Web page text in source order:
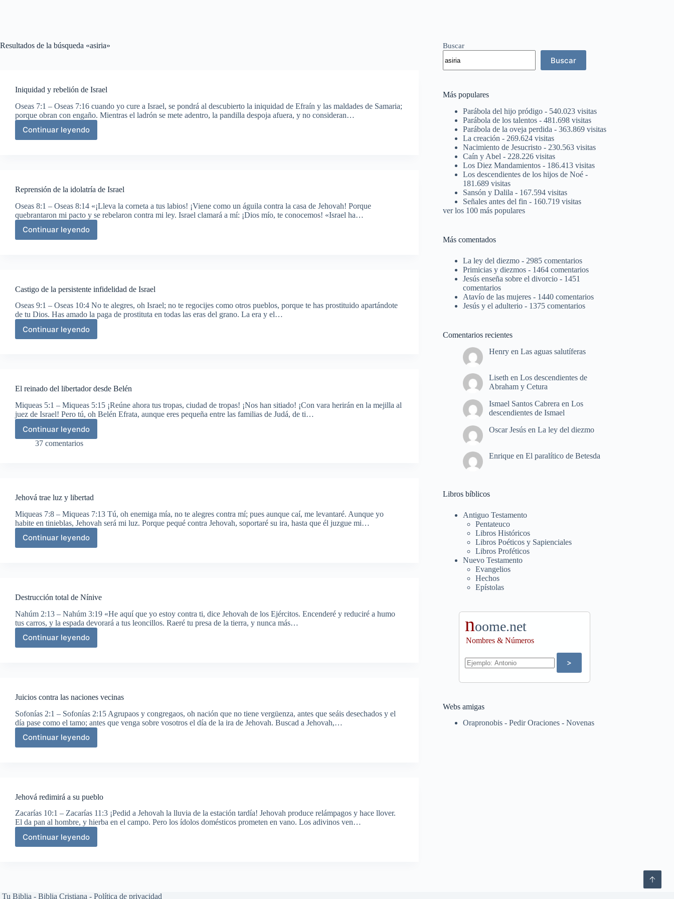
Resultados de la búsqueda «asiria»
Iniquidad y rebelión de Israel
Oseas 7:1 – Oseas 7:16 cuando yo cure a Israel, se pondrá al descubierto la iniquidad de Efraín y las maldades de Samaria;
porque obran con engaño. Mientras el ladrón se mete adentro, la pandilla despoja afuera, y no consideran…
Continuar leyendo
Iniquidad
Reprensión de la idolatría de Israel
Oseas 8:1 – Oseas 8:14 «¡Lleva la corneta a tus labios! ¡Viene como un águila contra la casa de Jehovah! Porque
quebrantaron mi pacto y se rebelaron contra mi ley. Israel clamará a mí: ¡Dios mío, te conocemos! «Israel ha…
Continuar leyendo
Reprensión
de
Castigo de la persistente infidelidad de Israel
Oseas 9:1 – Oseas 10:4 No te alegres, oh Israel; no te regocijes como otros pueblos, porque te has prostituido apartándote
de tu Dios. Has amado la paga de prostituta en todas las eras del grano. La era y el…
Continuar leyendo
Castigo
Israel
El reinado del libertador desde Belén
Miqueas 5:1 – Miqueas 5:15 ¡Reúne ahora tus tropas, ciudad de tropas! ¡Nos han sitiado! ¡Con vara herirán en la mejilla al
juez de Israel! Pero tú, oh Belén Efrata, aunque eres pequeña entre las familias de Judá, de ti…
Continuar leyendo
El
reinado
37 comentarios
Jehová trae luz y libertad
Miqueas 7:8 – Miqueas 7:13 Tú, oh enemiga mía, no te alegres contra mí; pues aunque caí, me levantaré. Aunque yo
habite en tinieblas, Jehovah será mi luz. Porque pequé contra Jehovah, soportaré su ira, hasta que él juzgue mi…
Continuar leyendo
Jehová
Destrucción total de Nínive
Nahúm 2:13 – Nahúm 3:19 «He aquí que yo estoy contra ti, dice Jehovah de los Ejércitos. Encenderé y reduciré a humo
tus carros, y la espada devorará a tus leoncillos. Raeré tu presa de la tierra, y nunca más…
Continuar leyendo
Destrucción
Juicios contra las naciones vecinas
Sofonías 2:1 – Sofonías 2:15 Agrupaos y congregaos, oh nación que no tiene vergüenza, antes que seáis desechados y el
día pase como el tamo; antes que venga sobre vosotros el día de la ira de Jehovah. Buscad a Jehovah,…
Continuar leyendo
Juicios
contra
Jehová redimirá a su pueblo
Zacarías 10:1 – Zacarías 11:3 ¡Pedid a Jehovah la lluvia de la estación tardía! Jehovah produce relámpagos y hace llover.
El da pan al hombre, y hierba en el campo. Pero los ídolos domésticos prometen en vano. Los adivinos ven…
Continuar leyendo
Jehová
Buscar
Buscar
Más populares
Parábola del hijo pródigo - 540.023 visitas
Parábola de los talentos - 481.698 visitas
Parábola de la oveja perdida - 363.869 visitas
La creación - 269.624 visitas
Nacimiento de Jesucristo - 230.563 visitas
Caín y Abel - 228.226 visitas
Los Diez Mandamientos - 186.413 visitas
Los descendientes de los hijos de Noé -
181.689 visitas
Sansón y Dalila - 167.594 visitas
Señales antes del fin - 160.719 visitas
ver los 100 más populares
Más comentados
La ley del diezmo - 2985 comentarios
Primicias y diezmos - 1464 comentarios
Jesús enseña sobre el divorcio - 1451
comentarios
Atavío de las mujeres - 1440 comentarios
Jesús y el adulterio - 1375 comentarios
Comentarios recientes
Henry enLas aguas salutíferas
Liseth enLos descendientes de
Abraham y Cetura
Ismael Santos Cabrera enLos
descendientes de Ismael
Oscar Jesús enLa ley del diezmo
Enrique enEl paralítico de Betesda
Libros bíblicos
Antiguo Testamento
Pentateuco
Libros Históricos
Libros Poéticos y Sapienciales
Libros Proféticos
Nuevo Testamento
Evangelios
Hechos
Epístolas
noome.net
Nombres & Números
Webs amigas
Orapronobis - Pedir Oraciones - Novenas
Tu Biblia - Biblia Cristiana - Política de privacidad